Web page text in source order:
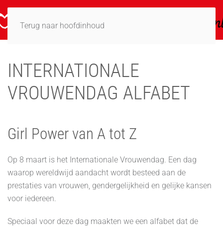
Terug naar hoofdinhoud
INTERNATIONALE
VROUWENDAG ALFABET
Girl Power van A tot Z
Op 8 maart is het Internationale Vrouwendag. Een dag
waarop wereldwijd aandacht wordt besteed aan de
prestaties van vrouwen, gendergelijkheid en gelijke kansen
voor iedereen.
Speciaal voor deze dag maakten we een alfabet dat de